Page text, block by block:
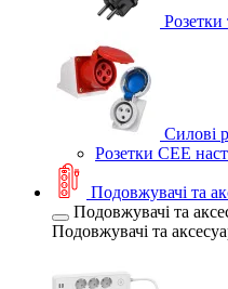
Силові
Розетки CEE
Подовжувачі та
Подовжувачі та
Подовжувачі та